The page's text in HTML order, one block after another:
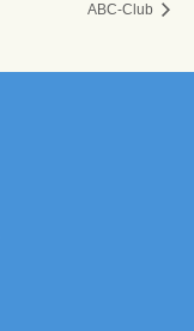
ABC-Club